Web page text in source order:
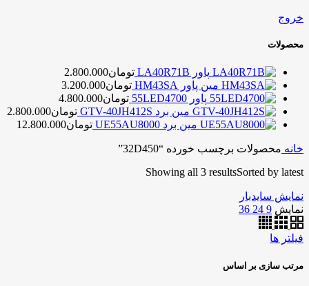
خروج
محصولات
پاور LA40R71B تومان2.800.000
مین پاور HM43SA
تومان3.200.000
پاور 55LED4700
تومان4.800.000
مین برد GTV-40JH412S
تومان2.800.000
مین برد UE55AU8000
تومان12.800.000
خانه محصولات برچسب خورده “32D450”
Showing all 3 resultsSorted by latest
نمایش سایدبار
نمایش 9
24
36
فیلتر ها
مرتب سازی بر اساس